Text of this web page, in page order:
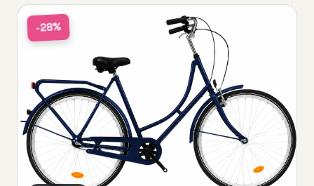
-28%